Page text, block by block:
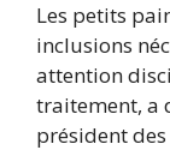
Les petits
inclusions
attention
traitement, a
président